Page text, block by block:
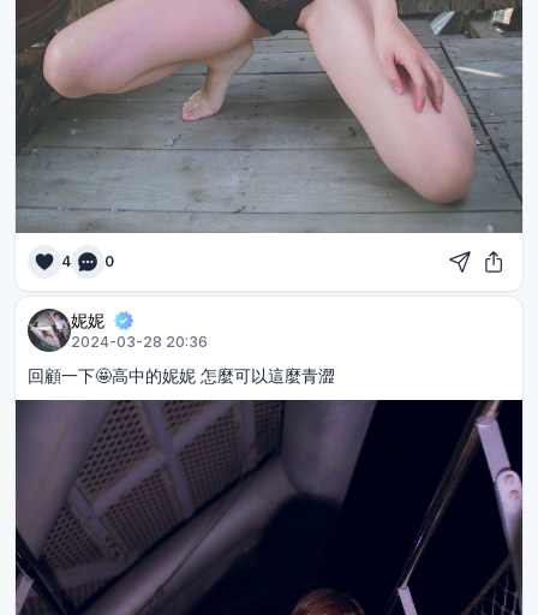
4 0
妮妮
2024-03-28 20:36
回顧一下🤩高中的妮妮 怎麼可以這麼青澀